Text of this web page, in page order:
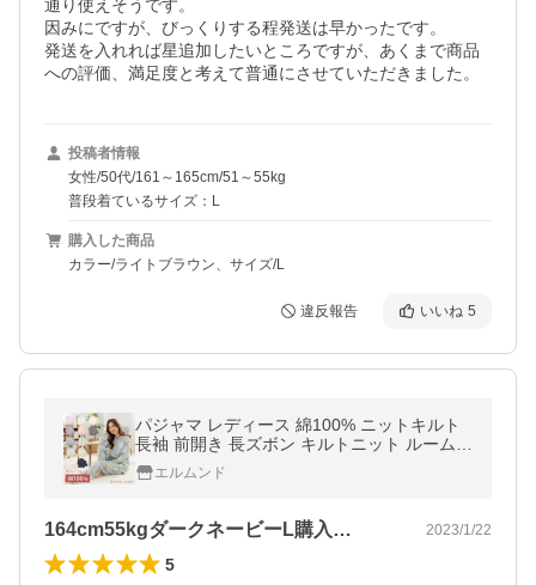
通り使えそうです。
因みにですが、びっくりする程発送は早かったです。
発送を入れれば星追加したいところですが、あくまで商品
への評価、満足度と考えて普通にさせていただきました。
投稿者情報
女性/50代/161～165cm/51～55kg
普段着ているサイズ：L
購入した商品
カラー/ライトブラウン、サイズ/L
違反報告 いいね 5
パジャマ レディース 綿100% ニットキルト
長袖 前開き 長ズボン キルトニット ルームウ
ェア 寝巻き 秋 冬 冬用 春 暖かい 可愛い 母
の日 ギフト コッタコッタ
エルムンド
164cm55kgダークネービーL購入… 2023/1/22
5